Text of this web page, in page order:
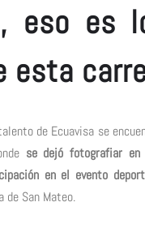
eso es
esta
de Ecuavisa se
se dejó fotografiar en
en el evento
de San Mateo.